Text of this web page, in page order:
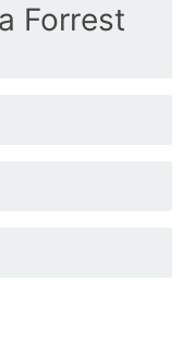
Forrest